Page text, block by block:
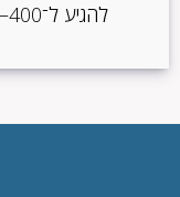
להגיע ל־400–600 ₪.